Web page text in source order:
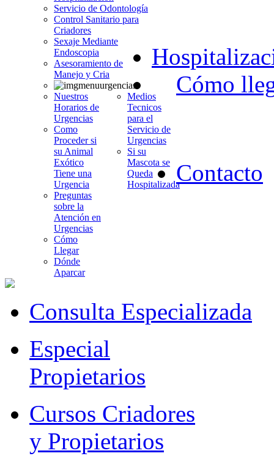
Servicio de Odontología
Control Sanitario para
Criadores
Sexaje Mediante
Endoscopia
Asesoramiento de
Manejo y Cria
Nuestros
Horarios de
Urgencias
Como
Proceder si
su Animal
Exótico
Tiene una
Urgencia
Preguntas
sobre la
Atención en
Urgencias
Medios
Tecnicos
para el
Servicio de
Urgencias
Si su
Mascota se
Queda
Hospitalizada
Cómo
Cómo
Llegar
Dónde
Aparcar
Contacto
Consulta Especializada
Especial
Propietarios
Cursos Criadores
y Propietarios